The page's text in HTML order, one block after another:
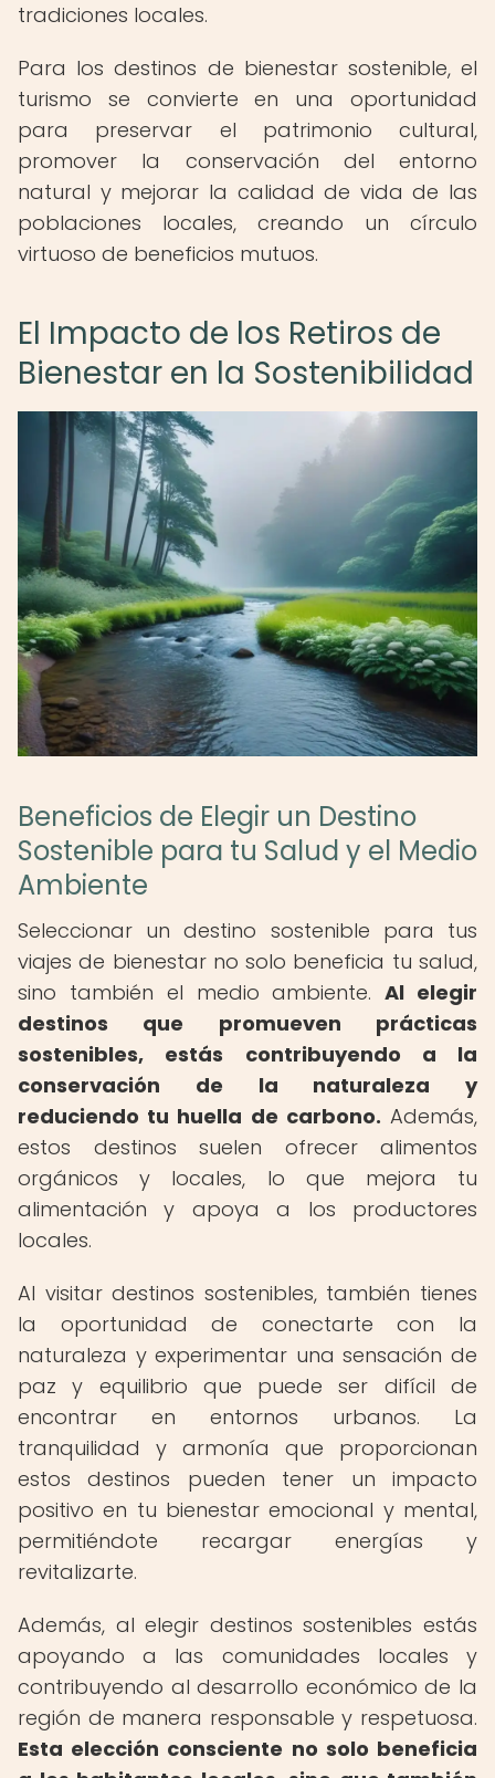
tradiciones locales.
Para los destinos de bienestar sostenible, el
turismo se convierte en una oportunidad
para preservar el patrimonio cultural,
promover la conservación del entorno
natural y mejorar la calidad de vida de las
poblaciones locales, creando un círculo
virtuoso de beneficios mutuos.
El Impacto de los Retiros de
Bienestar en la Sostenibilidad
Beneficios de Elegir un Destino
Sostenible para tu Salud y el Medio
Ambiente
Seleccionar un destino sostenible para tus
viajes de bienestar no solo beneficia tu salud,
sino también el medio ambiente.Al elegir
destinos que promueven prácticas
sostenibles, estás contribuyendo a la
conservación de la naturaleza y
reduciendo tu huella de carbono. Además,
estos destinos suelen ofrecer alimentos
orgánicos y locales, lo que mejora tu
alimentación y apoya a los productores
locales.
Al visitar destinos sostenibles, también tienes
la oportunidad de conectarte con la
naturaleza y experimentar una sensación de
paz y equilibrio que puede ser difícil de
encontrar en entornos urbanos. La
tranquilidad y armonía que proporcionan
estos destinos pueden tener un impacto
positivo en tu bienestar emocional y mental,
permitiéndote recargar energías y
revitalizarte.
Además, al elegir destinos sostenibles estás
apoyando a las comunidades locales y
contribuyendo al desarrollo económico de la
región de manera responsable y respetuosa.
Esta elección consciente no solo beneficia